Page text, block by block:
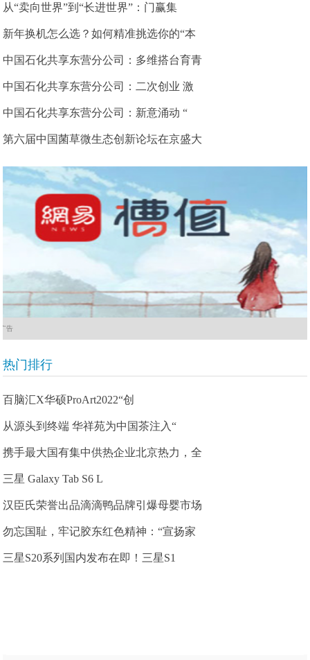
从“卖向世界”到“长进世界”：门赢集
新年换机怎么选？如何精准挑选你的“本
中国石化共享东营分公司：多维搭台育青
中国石化共享东营分公司：二次创业 激
中国石化共享东营分公司：新意涌动 “
第六届中国菌草微生态创新论坛在京盛大
广告
热门排行
百脑汇X华硕ProArt2022“创
从源头到终端 华祥苑为中国茶注入“
携手最大国有集中供热企业北京热力，全
三星 Galaxy Tab S6 L
汉臣氏荣誉出品滴滴鸭品牌引爆母婴市场
勿忘国耻，牢记胶东红色精神：“宣扬家
三星S20系列国内发布在即！三星S1